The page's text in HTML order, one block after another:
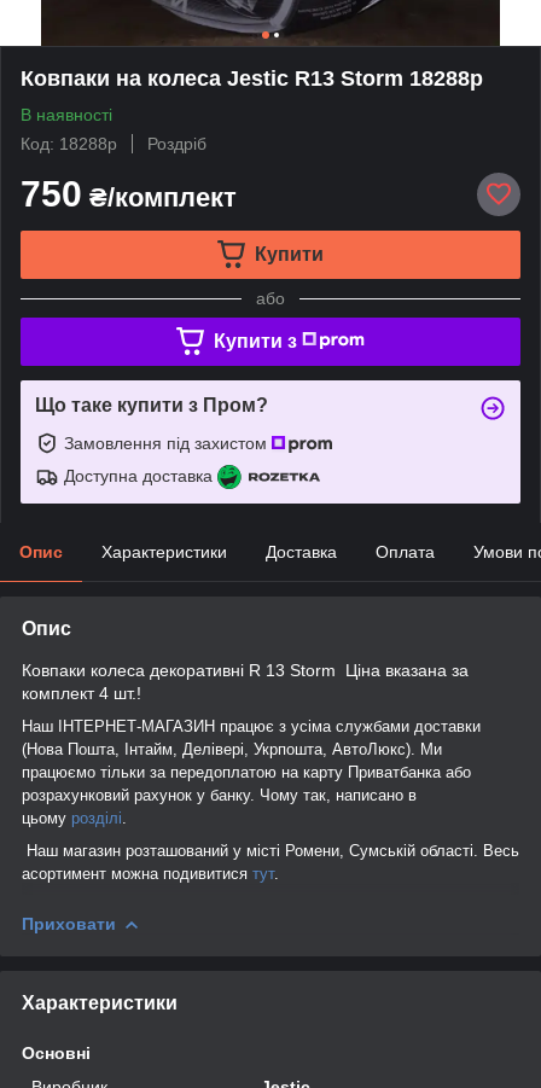
Ковпаки на колеса Jestic R13 Storm 18288p
В наявності
Код: 18288p
Роздріб
750 ₴/комплект
Купити
або
Купити з
Що таке купити з Пром?
Замовлення під захистом
Доступна доставка
Опис Характеристики Доставка Оплата Умови
Опис
Ковпаки колеса декоративні R 13 Storm Ціна вказана за
комплект 4 шт.!
Наш ІНТЕРНЕТ-МАГАЗИН працює з усіма службами доставки
(Нова Пошта, Інтайм, Делівері, Укрпошта, АвтоЛюкс). Ми
працюємо тільки за передоплатою на карту Приватбанка або
розрахунковий рахунок у банку. Чому так, написано в
цьому розділі
Наш магазин розташований у місті Ромени, Сумській області. Весь
асортимент можна подивитися тут.
Приховати
Характеристики
Основні